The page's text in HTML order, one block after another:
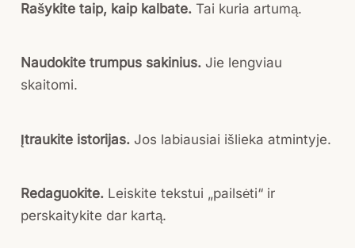
Rašykite taip, kaip kalbate. Tai kuria artumą.
Naudokite trumpus sakinius. Jie lengviau
skaitomi.
Įtraukite istorijas. Jos labiausiai išlieka atmintyje.
Redaguokite. Leiskite tekstui „pailsėti“ ir
perskaitykite dar kartą.